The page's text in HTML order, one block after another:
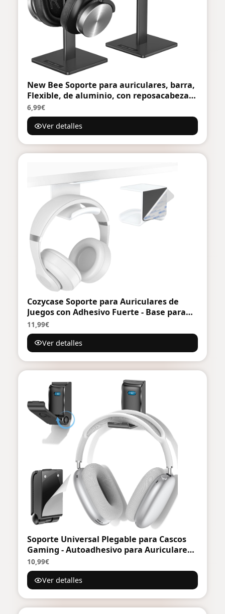
New Bee Soporte para auriculares, barra,
Flexible, de aluminio, con reposacabezas
ABS, Base sólida para todos los tamaños
de auriculares
6,99€
Ver detalles
Cozycase Soporte para Auriculares de
Juegos con Adhesivo Fuerte - Base para
Montaje en Escritorio, Pared, Vidrio y
Metal
11,99€
Ver detalles
Soporte Universal Plegable para Cascos
Gaming - Autoadhesivo para Auriculares
Todos Tamaños, 1 Pieza, Negro
10,99€
Ver detalles